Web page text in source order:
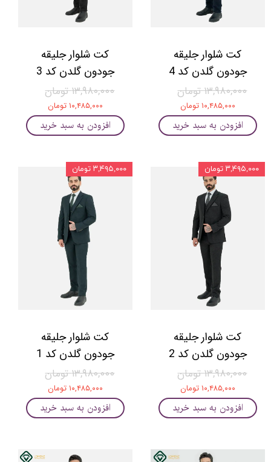
کت شلوار جلیقه
جودون گلدن کد 4
۱۳,۹۸۰,۰۰۰ تومان
۱۰,۴۸۵,۰۰۰ تومان
افزودن به سبد خرید
کت شلوار جلیقه
جودون گلدن کد 3
۱۳,۹۸۰,۰۰۰ تومان
۱۰,۴۸۵,۰۰۰ تومان
افزودن به سبد خرید
کت شلوار جلیقه
جودون گلدن کد 2
۱۳,۹۸۰,۰۰۰ تومان
۱۰,۴۸۵,۰۰۰ تومان
افزودن به سبد خرید
۳,۴۹۵,۰۰۰ تومان
کت شلوار جلیقه
جودون گلدن کد 1
۱۳,۹۸۰,۰۰۰ تومان
۱۰,۴۸۵,۰۰۰ تومان
افزودن به سبد خرید
۳,۴۹۵,۰۰۰ تومان